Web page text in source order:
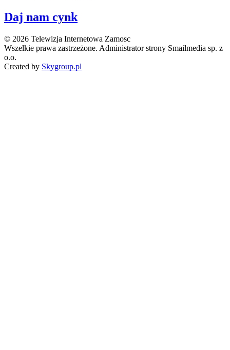
Daj nam cynk
© 2026 Telewizja Internetowa Zamosc
Wszelkie prawa zastrzeżone. Administrator strony Smailmedia sp. z
o.o.
Created by Skygroup.pl